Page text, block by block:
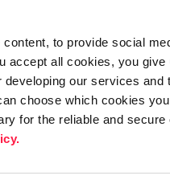
to provide social
accept all cookies, you give
our services and
choose which cookies
for the reliable and secure